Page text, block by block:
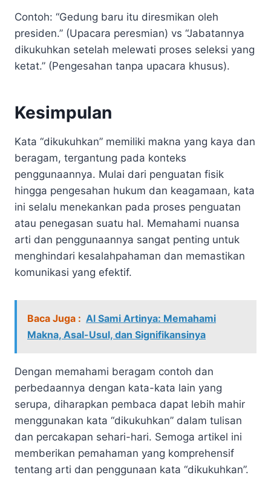
Contoh: “Gedung baru itu diresmikan oleh
presiden.” (Upacara peresmian) vs “Jabatannya
dikukuhkan setelah melewati proses seleksi yang
ketat.” (Pengesahan tanpa upacara khusus).
Kesimpulan
Kata “dikukuhkan” memiliki makna yang kaya dan
beragam, tergantung pada konteks
penggunaannya. Mulai dari penguatan fisik
hingga pengesahan hukum dan keagamaan, kata
ini selalu menekankan pada proses penguatan
atau penegasan suatu hal. Memahami nuansa
arti dan penggunaannya sangat penting untuk
menghindari kesalahpahaman dan memastikan
komunikasi yang efektif.
Baca Juga : Al Sami Artinya: Memahami
Makna, Asal-Usul, dan Signifikansinya
Dengan memahami beragam contoh dan
perbedaannya dengan kata-kata lain yang
serupa, diharapkan pembaca dapat lebih mahir
menggunakan kata “dikukuhkan” dalam tulisan
dan percakapan sehari-hari. Semoga artikel ini
memberikan pemahaman yang komprehensif
tentang arti dan penggunaan kata “dikukuhkan”.